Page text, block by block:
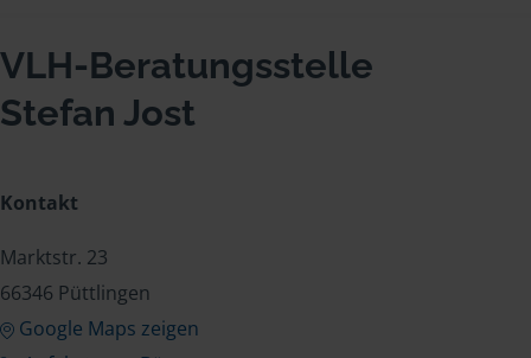
VLH-Beratungsstelle
Stefan Jost
Kontakt
Marktstr. 23
66346 Püttlingen
Google Maps zeigen